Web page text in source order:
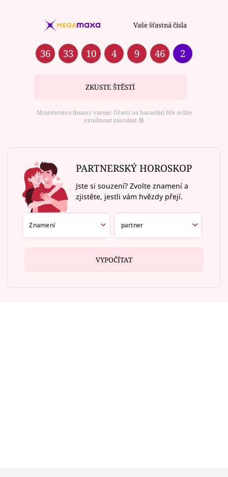
Vaše šťastná čísla
36 33 10 4 9 46 2
ZKUSTE ŠTĚSTÍ
Ministerstvo financí varuje: Účastí na hazardní hře může
vzniknout závislost ⑱
PARTNERSKÝ HOROSKOP
Jste si souzení? Zvolte znamení a
zjistěte, jestli vám hvězdy přejí.
VYPOČÍTAT